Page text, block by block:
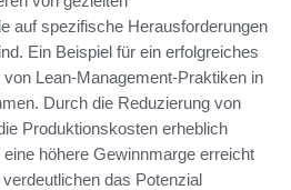
auf spezifische Herausforderungen
Ein Beispiel für ein erfolgreiches
Lean-Management-Praktiken in
Durch die Reduzierung von
Produktionskosten erheblich
höhere Gewinnmarge erreicht
das Potenzial